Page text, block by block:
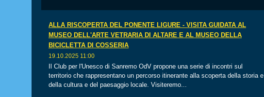
ALLA RISCOPERTA DEL PONENTE LIGURE - VISITA GUIDATA AL
MUSEO DELL'ARTE VETRARIA DI ALTARE E AL MUSEO DELLA
BICICLETTA DI COSSERIA
19.10.2025 11:00
Il Club per l'Unesco di Sanremo OdV propone una serie di incontri sul
territorio che rappresentano un percorso itinerante alla scoperta della storia e
della cultura e del paesaggio locale. Visiteremo...